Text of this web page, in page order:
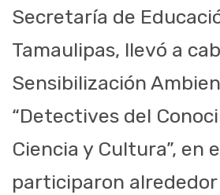
Secretaría de
Tamaulipas, llevó a
Sensibilización
“Detectives del
Ciencia y Cultura”, en
participaron alrededor